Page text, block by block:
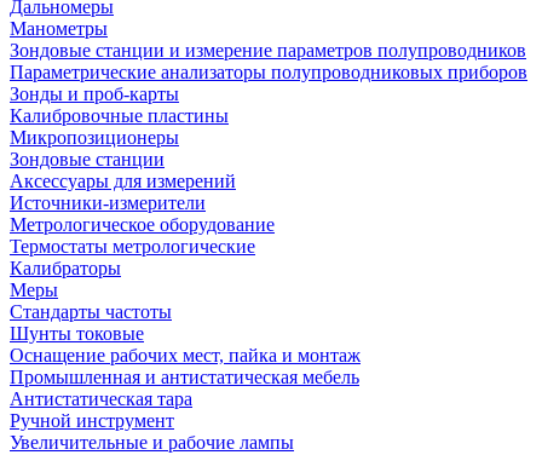
Дальномеры
Манометры
Зондовые станции и измерение параметров полупроводников
Параметрические анализаторы полупроводниковых приборов
Зонды и проб-карты
Калибровочные пластины
Микропозиционеры
Зондовые станции
Аксессуары для измерений
Источники-измерители
Метрологическое оборудование
Термостаты метрологические
Калибраторы
Меры
Стандарты частоты
Шунты токовые
Оснащение рабочих мест, пайка и монтаж
Промышленная и антистатическая мебель
Антистатическая тара
Ручной инструмент
Увеличительные и рабочие лампы